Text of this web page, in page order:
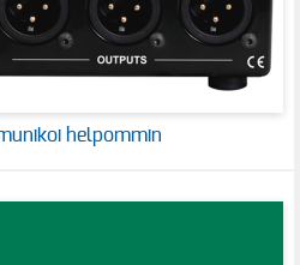
helpommin